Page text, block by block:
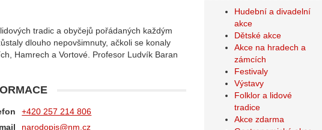
tradic a obyčejů pořádaných každým
dlouho nepovšimnuty, ačkoli se konaly
Hamrech a Vortové. Profesor Ludvík Baran
+420 257 214 806
narodopis@nm.cz
Hudební a divadelní
akce
Dětské akce
Akce na hradech a
zámcích
Festivaly
Výstavy
Folklor a lidové
tradice
Akce zdarma